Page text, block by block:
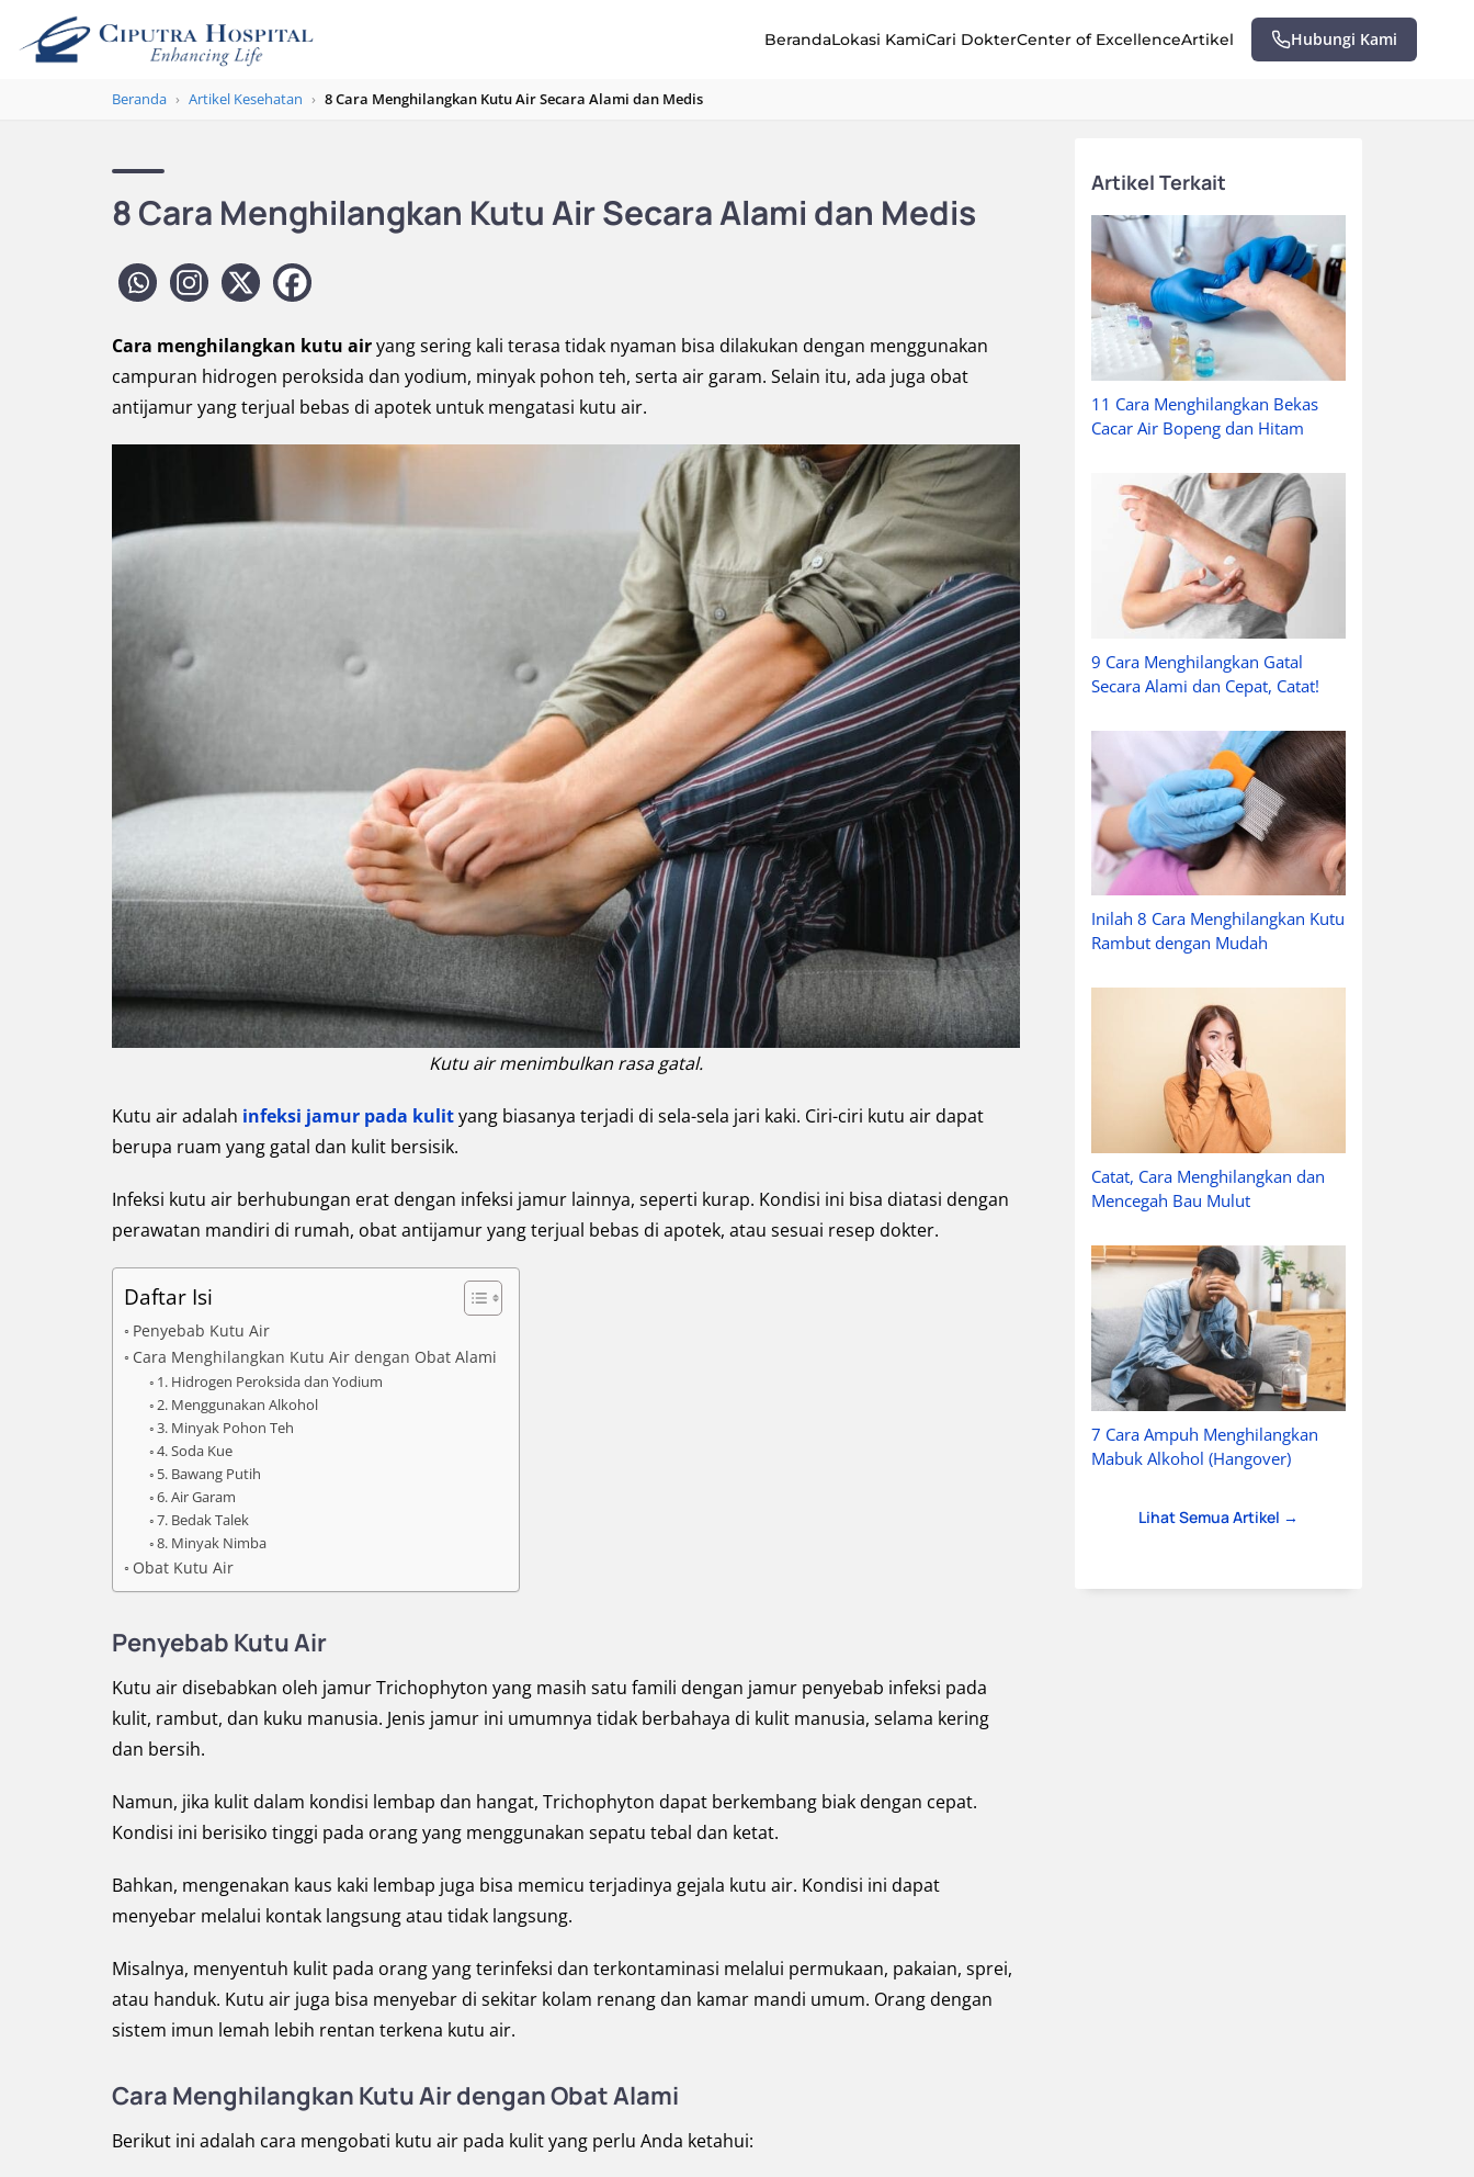
BerandaLokasi KamiCari DokterCenter of ExcellenceArtikel Hubungi Kami
Beranda › Artikel Kesehatan › 8 Cara Menghilangkan Kutu Air Secara Alami dan Medis
8 Cara Menghilangkan Kutu Air Secara Alami dan Medis
Cara menghilangkan kutu airyang sering kali terasa tidak nyaman bisa dilakukan dengan menggunakan
campuran hidrogen peroksida dan yodium, minyak pohon teh, serta air garam. Selain itu, ada juga obat
antijamur yang terjual bebas di apotek untuk mengatasi kutu air.
Kutu air menimbulkan rasa gatal.
Kutu air adalah infeksi jamur pada kulityang biasanya terjadi di sela-sela jari kaki. Ciri-ciri kutu air dapat
berupa ruam yang gatal dan kulit bersisik.
Infeksi kutu air berhubungan erat dengan infeksi jamur lainnya, seperti kurap. Kondisi ini bisa diatasi dengan
perawatan mandiri di rumah, obat antijamur yang terjual bebas di apotek, atau sesuai resep dokter.
Daftar Isi
Penyebab Kutu Air
Cara Menghilangkan Kutu Air dengan Obat Alami
1. Hidrogen Peroksida dan Yodium
2. Menggunakan Alkohol
3. Minyak Pohon Teh
4. Soda Kue
5. Bawang Putih
6. Air Garam
7. Bedak Talek
8. Minyak Nimba
Obat Kutu Air
Penyebab Kutu Air
Kutu air disebabkan oleh jamur Trichophyton yang masih satu famili dengan jamur penyebab infeksi pada
kulit, rambut, dan kuku manusia. Jenis jamur ini umumnya tidak berbahaya di kulit manusia, selama kering
dan bersih.
Namun, jika kulit dalam kondisi lembap dan hangat, Trichophyton dapat berkembang biak dengan cepat.
Kondisi ini berisiko tinggi pada orang yang menggunakan sepatu tebal dan ketat.
Bahkan, mengenakan kaus kaki lembap juga bisa memicu terjadinya gejala kutu air. Kondisi ini dapat
menyebar melalui kontak langsung atau tidak langsung.
Misalnya, menyentuh kulit pada orang yang terinfeksi dan terkontaminasi melalui permukaan, pakaian, sprei,
atau handuk. Kutu air juga bisa menyebar di sekitar kolam renang dan kamar mandi umum. Orang dengan
sistem imun lemah lebih rentan terkena kutu air.
Cara Menghilangkan Kutu Air dengan Obat Alami
Berikut ini adalah cara mengobati kutu air pada kulit yang perlu Anda ketahui:
Artikel Terkait
11 Cara Menghilangkan Bekas
Cacar Air Bopeng dan Hitam
9 Cara Menghilangkan Gatal
Secara Alami dan Cepat, Catat!
Inilah 8 Cara Menghilangkan Kutu
Rambut dengan Mudah
Catat, Cara Menghilangkan dan
Mencegah Bau Mulut
7 Cara Ampuh Menghilangkan
Mabuk Alkohol (Hangover)
Lihat Semua Artikel →